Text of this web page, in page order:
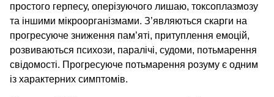
простого герпесу, оперізуючого лишаю, токсоплазмозу
та іншими мікроорганізмами. З’являються скарги на
прогресуюче зниження пам’яті, притуплення емоцій,
розвиваються психози, паралічі, судоми, потьмарення
свідомості. Прогресуюче потьмарення розуму є одним
із характерних симптомів.